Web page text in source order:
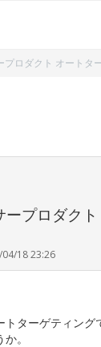
ロダクト オートタ
プロダク
18 23:26
ターゲティン
。